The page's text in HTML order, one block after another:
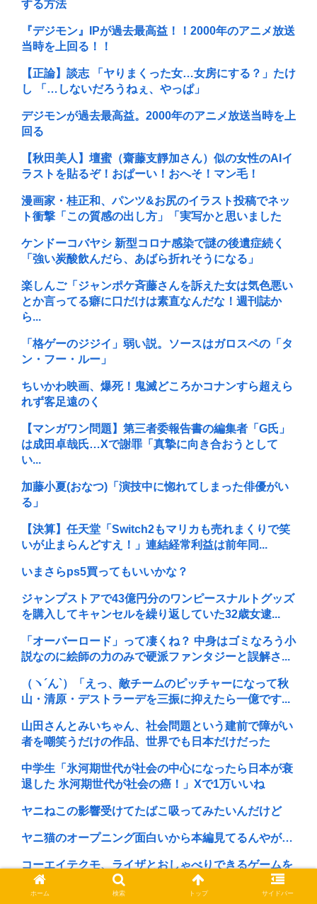
する方法
『デジモン』IPが過去最高益！！2000年のアニメ放送
当時を上回る！！
【正論】談志 「ヤりまくった女…女房にする？」たけ
し 「…しないだろうねぇ、やっぱ」
デジモンが過去最高益。2000年のアニメ放送当時を上
回る
【秋田美人】壇蜜（齋藤支靜加さん）似の女性のAIイ
ラストを貼るぞ！おぱーい！おへそ！マン毛！
漫画家・桂正和、パンツ&お尻のイラスト投稿でネッ
ト衝撃「この質感の出し方」「実写かと思いました
ケンドーコバヤシ 新型コロナ感染で謎の後遺症続く
「強い炭酸飲んだら、あばら折れそうになる」
楽しんご「ジャンポケ斉藤さんを訴えた女は気色悪い
とか言ってる癖に口だけは素直なんだな！週刊誌か
ら...
「格ゲーのジジイ」弱い説。ソースはガロスペの「タ
ン・フー・ルー」
ちいかわ映画、爆死！鬼滅どころかコナンすら超えら
れず客足遠のく
【マンガワン問題】第三者委報告書の編集者「G氏」
は成田卓哉氏…Xで謝罪「真摯に向き合おうとして
い...
加藤小夏(おなつ)「演技中に惚れてしまった俳優がい
る」
【決算】任天堂「Switch2もマリカも売れまくりで笑
いが止まらんどすえ！」連結経常利益は前年同...
いまさらps5買ってもいいかな？
ジャンプストアで43億円分のワンピースナルトグッズ
を購入してキャンセルを繰り返していた32歳女逮...
「オーバーロード」って凄くね？ 中身はゴミなろう小
説なのに絵師の力のみで硬派ファンタジーと誤解さ...
（ヽ´ん`）「えっ、敵チームのピッチャーになって秋
山・清原・デストラーデを三振に抑えたら一億です...
山田さんとみいちゃん、社会問題という建前で障がい
者を嘲笑うだけの作品、世界でも日本だけだった
中学生「氷河期世代が社会の中心になったら日本が衰
退した 氷河期世代が社会の癌！」Xで1万いいね
ヤニねこの影響受けてたばこ吸ってみたいんだけど
ヤニ猫のオープニング面白いから本編見てるんやが…
コーエイテクモ、ライザとおしゃべりできるゲームを
発売。ムチムチムワァ
ホーム 検索 トップ サイドバー